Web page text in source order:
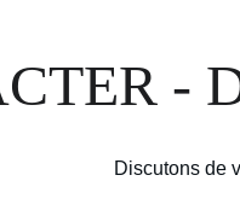
-
Discutons de